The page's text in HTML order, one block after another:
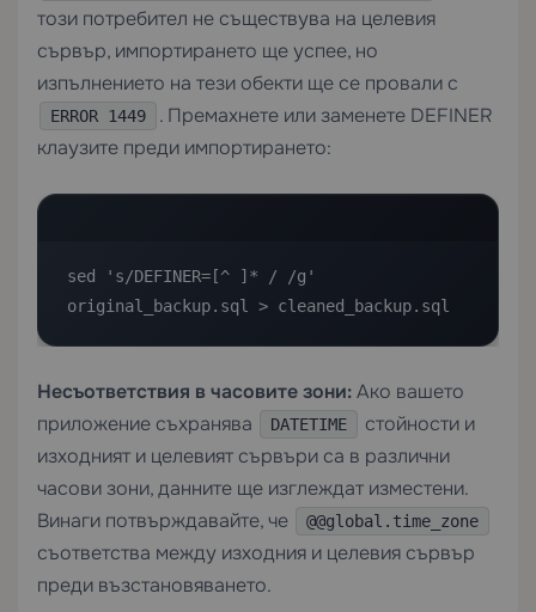
този потребител не съществува на целевия
сървър, импортирането ще успее, но
изпълнението на тези обекти ще се провали с
ERROR 1449
. Премахнете или заменете DEFINER
клаузите преди импортирането:
sed 's/DEFINER=[^ ]* / /g'
original_backup.sql > cleaned_backup.sql
Несъответствия в часовите зони:Ако вашето
приложение съхранява
DATETIME
стойности и
изходният и целевият сървъри са в различни
часови зони, данните ще изглеждат изместени.
Винаги потвърждавайте, че
@@global.time_zone
съответства между изходния и целевия сървър
преди възстановяването.